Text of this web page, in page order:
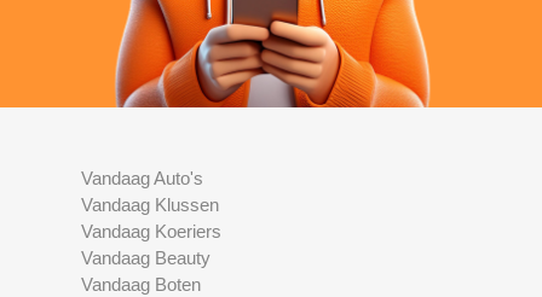
Vandaag Auto's
Vandaag Klussen
Vandaag Koeriers
Vandaag Beauty
Vandaag Boten